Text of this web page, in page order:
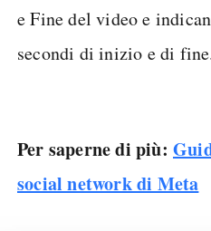
e Fine del video e
secondi di inizio e di
Per saperne di più:
social network di Meta